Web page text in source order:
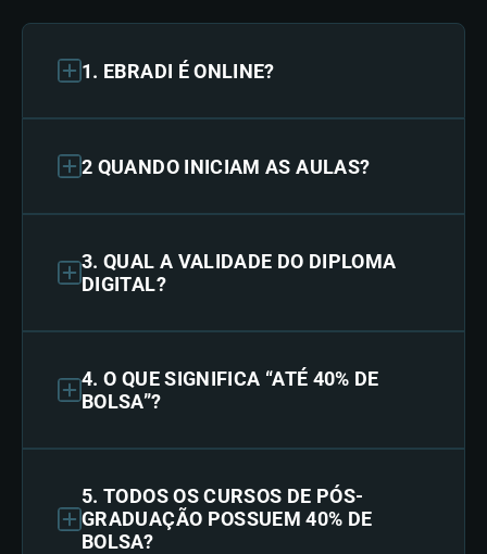
1. EBRADI É ONLINE?
2 QUANDO INICIAM AS AULAS?
3. QUAL A VALIDADE DO DIPLOMA
DIGITAL?
4. O QUE SIGNIFICA “ATÉ 40% DE
BOLSA”?
5. TODOS OS CURSOS DE PÓS-
GRADUAÇÃO POSSUEM 40% DE
BOLSA?